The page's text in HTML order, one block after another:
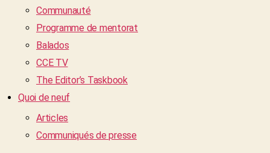
Communauté
Programme de mentorat
Balados
CCE TV
The Editor’s Taskbook
Quoi de neuf
Articles
Communiqués de presse